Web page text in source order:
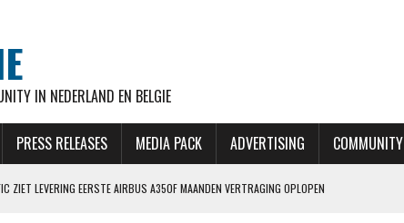
IN NEDERLAND EN BELGIE
PRESS RELEASES MEDIA PACK ADVERTISING COMMUNITY
ZIET LEVERING EERSTE AIRBUS A350F MAANDEN VERTRAGING OPLOPEN